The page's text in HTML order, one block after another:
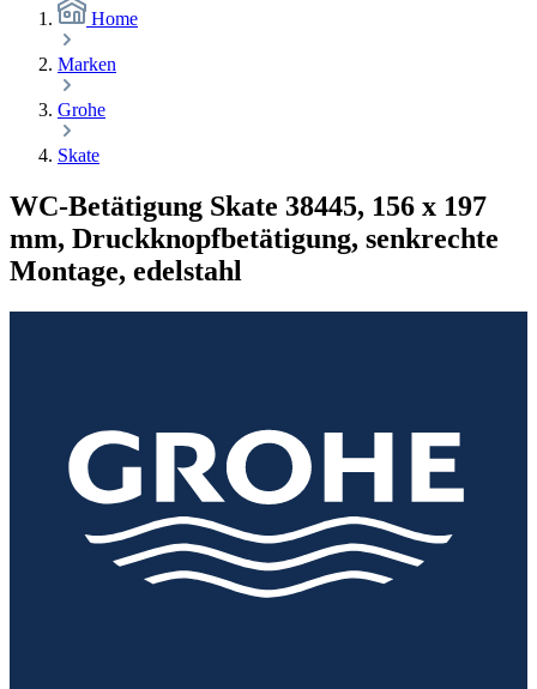
Home
Marken
Grohe
Skate
WC-Betätigung Skate 38445, 156 x 197
mm, Druckknopfbetätigung, senkrechte
Montage, edelstahl